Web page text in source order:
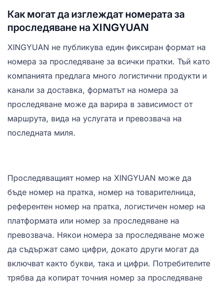
Как могат да изглеждат номерата за
проследяване на XINGYUAN
XINGYUAN не публикува един фиксиран формат на
номера за проследяване за всички пратки. Тъй като
компанията предлага много логистични продукти и
канали за доставка, форматът на номера за
проследяване може да варира в зависимост от
маршрута, вида на услугата и превозвача на
последната миля.
Проследяващият номер на XINGYUAN може да
бъде номер на пратка, номер на товарителница,
референтен номер на пратка, логистичен номер на
платформата или номер за проследяване на
превозвача. Някои номера за проследяване може
да съдържат само цифри, докато други могат да
включват както букви, така и цифри. Потребителите
трябва да копират точния номер за проследяване